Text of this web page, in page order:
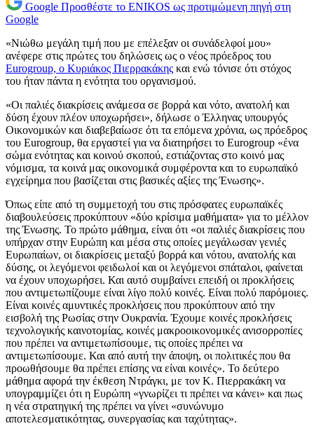
Google Προσθέστε το ENIKOS ως προτιμώμενη πηγή στη
Google
«Νιώθω μεγάλη τιμή που με επέλεξαν οι συνάδελφοί μου»
ανέφερε στις πρώτες του δηλώσεις ως ο νέος πρόεδρος του
Eurogroup, ο Κυριάκος Πιερρακάκης και ενώ τόνισε ότι στόχος
του ήταν πάντα η ενότητα του οργανισμού.
«Οι παλιές διακρίσεις ανάμεσα σε βορρά και νότο, ανατολή και
δύση έχουν πλέον υποχωρήσει», δήλωσε ο Έλληνας υπουργός
Οικονομικών και διαβεβαίωσε ότι τα επόμενα χρόνια, ως πρόεδρος
του Eurogroup, θα εργαστεί για να διατηρήσει το Eurogroup «ένα
σώμα ενότητας και κοινού σκοπού, εστιάζοντας στο κοινό μας
νόμισμα, τα κοινά μας οικονομικά συμφέροντα και το ευρωπαϊκό
εγχείρημα που βασίζεται στις βασικές αξίες της Ένωσης».
Όπως είπε από τη συμμετοχή του στις πρόσφατες ευρωπαϊκές
διαβουλεύσεις προκύπτουν «δύο κρίσιμα μαθήματα» για το μέλλον
της Ένωσης. Το πρώτο μάθημα, είναι ότι «οι παλιές διακρίσεις που
υπήρχαν στην Ευρώπη και μέσα στις οποίες μεγάλωσαν γενιές
Ευρωπαίων, οι διακρίσεις μεταξύ βορρά και νότου, ανατολής και
δύσης, οι λεγόμενοι φειδωλοί και οι λεγόμενοι σπάταλοι, φαίνεται
να έχουν υποχωρήσει. Και αυτό συμβαίνει επειδή οι προκλήσεις
που αντιμετωπίζουμε είναι λίγο πολύ κοινές. Είναι πολύ παρόμοιες.
Είναι κοινές αμυντικές προκλήσεις που προκύπτουν από την
εισβολή της Ρωσίας στην Ουκρανία. Έχουμε κοινές προκλήσεις
τεχνολογικής καινοτομίας, κοινές μακροοικονομικές ανισορροπίες
που πρέπει να αντιμετωπίσουμε, τις οποίες πρέπει να
αντιμετωπίσουμε. Και από αυτή την άποψη, οι πολιτικές που θα
προωθήσουμε θα πρέπει επίσης να είναι κοινές». Το δεύτερο
μάθημα αφορά την έκθεση Ντράγκι, με τον Κ. Πιερρακάκη να
υπογραμμίζει ότι η Ευρώπη «γνωρίζει τι πρέπει να κάνει» και πως
η νέα στρατηγική της πρέπει να γίνει «συνώνυμο
αποτελεσματικότητας, συνεργασίας και ταχύτητας».